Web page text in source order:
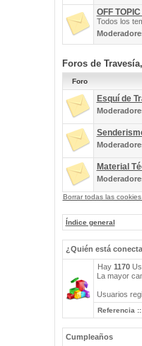
OFF
Todos los
Foros de
Foro
Esquí de
Material
Borrar todas las
Índice general
¿Quién está
Hay 1170
La mayor
Usuarios
Referencia ::
Cumpleaños